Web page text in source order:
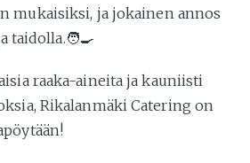
mukaisiksi, ja jokainen annos
taidolla.🧑‍🍳
raaka-aineita ja kauniisti
Rikalanmäki Catering on